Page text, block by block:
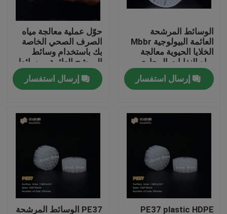
مراقبة الجودة
اتصل بنا
مدونة
اطلب اقتباس
الوسائط المرشحة MBBR
MBBR بيو ميديا
الوسائط المرشحة
العائمة البيولوجية Mbbr
الخلايا الحيوية معالجة
مياه النفايات المجاري
إرسال استفسار
حوّل عملية معالجة مياه
الصرف الصحي الخاصة
بك باستخدام وسائط
المرشح العائمة - وسائط
مرشح MBBR الحيوية
الأكثر فعاليةإرسال استفسار
PE37 plastic HDPE PE37 الوسائط المرشحة